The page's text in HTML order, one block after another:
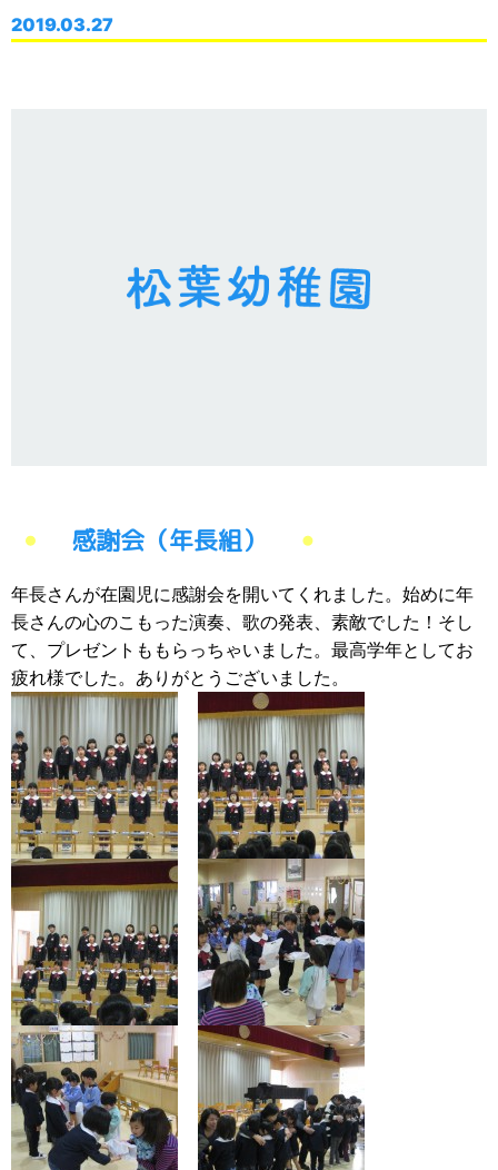
2019.03.27
感謝会（年長組）
年長さんが在園児に感謝会を開いてくれました。始めに年
長さんの心のこもった演奏、歌の発表、素敵でした！そし
て、プレゼントももらっちゃいました。最高学年としてお
疲れ様でした。ありがとうございました。